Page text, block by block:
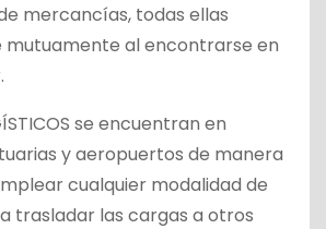
mercancías, todas ellas
mutuamente al encontrarse en
se encuentran en
y aeropuertos de manera
cualquier modalidad de
trasladar las cargas a otros